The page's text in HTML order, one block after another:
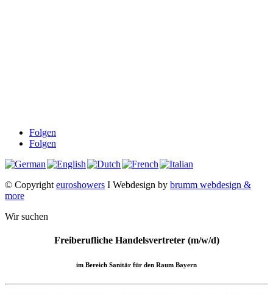
Folgen
Folgen
© Copyright euroshowers I Webdesign by brumm webdesign &
more
Wir suchen
Freiberufliche Handelsvertreter (m/w/d)
im Bereich Sanitär für den Raum Bayern